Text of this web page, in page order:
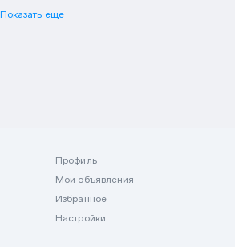
Показать еще
Профиль
Мои объявления
Избранное
Настройки